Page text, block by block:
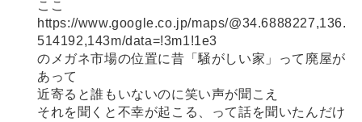
ここ
https://www.google.co.jp/maps/@34.6888227,136.
514192,143m/data=!3m1!1e3
のメガネ市場の位置に昔「騒がしい家」って廃屋が
あって
近寄ると誰もいないのに笑い声が聞こえ
それを聞くと不幸が起こる、って話を聞いたんだけ